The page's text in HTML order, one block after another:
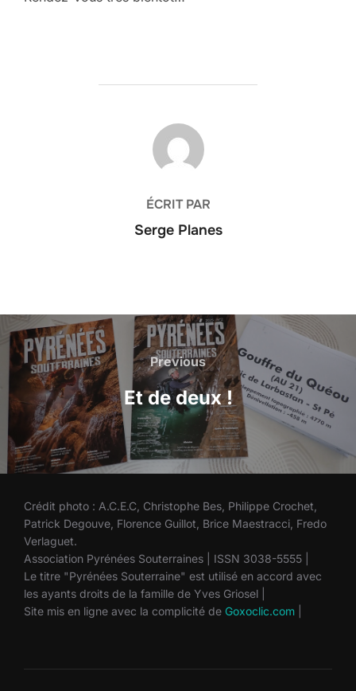
AUTEUR DE LA PUBLICATION
ÉCRIT PAR
Serge Planes
Navigation
de
l’article
Previous
Previous
Et de deux !
Crédit photo : A.C.E.C, Christophe Bes, Philippe Crochet,
Patrick Degouve, Florence Guillot, Brice Maestracci, Fredo
Verlaguet.
Association Pyrénées Souterraines | ISSN 3038-5555 |
Le titre "Pyrénées Souterraine" est utilisé en accord avec
les ayants droits de la famille de Yves Griosel |
Site mis en ligne avec la complicité de Goxoclic.com